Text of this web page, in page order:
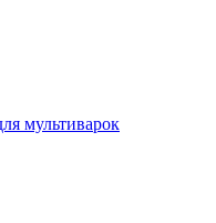
мультиварок